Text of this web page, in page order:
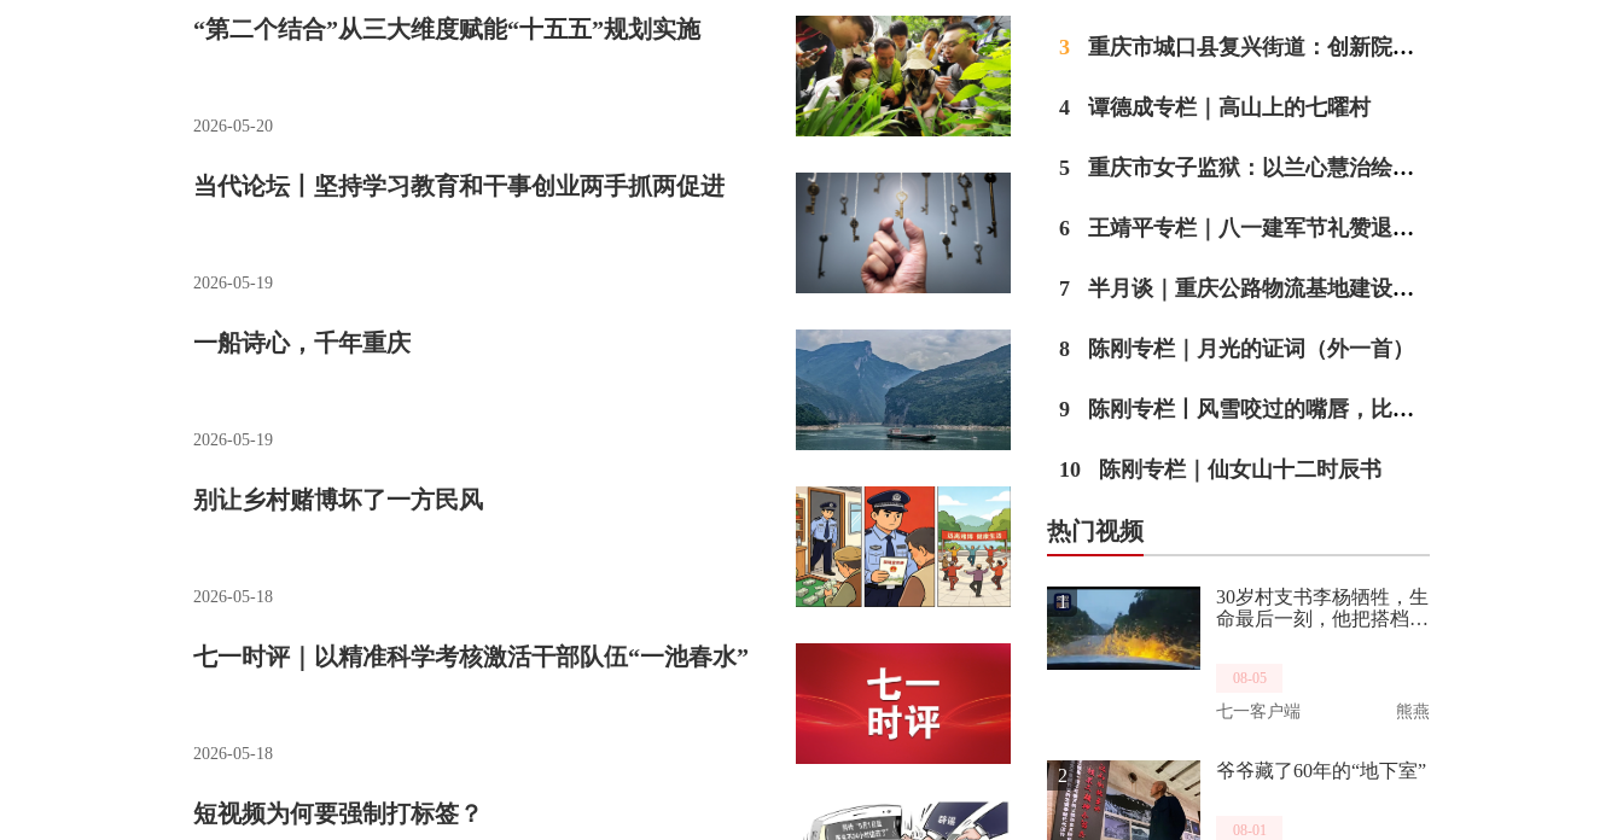
“第二个结合”从三大维度赋能“十五五”规划实施
2026-05-20
当代论坛丨坚持学习教育和干事创业两手抓两促进
2026-05-19
一船诗心，千年重庆
2026-05-19
别让乡村赌博坏了一方民风
2026-05-18
七一时评｜以精准科学考核激活干部队伍“一池春水”
2026-05-18
短视频为何要强制打标签？
3 重庆市城口县复兴街道：创新院落“微自治”模式 绘就基层善治新画卷
4 谭德成专栏｜高山上的七曜村
5 重庆市女子监狱：以兰心慧治绘就党建引领新图景
6 王靖平专栏｜八一建军节礼赞退役军人词二首
7 半月谈｜重庆公路物流基地建设有限公司董事长祝向波：让通道“流量”转化为产业“留量”经济“增量”
8 陈刚专栏｜月光的证词（外一首）
9 陈刚专栏丨风雪咬过的嘴唇，比黄金更沉默
10 陈刚专栏｜仙女山十二时辰书
热门视频
1
30岁村支书李杨牺牲，生
命最后一刻，他把搭档推
走好！
08-05
七一客户端 熊燕
2 爷爷藏了60年的“地下室”
08-01